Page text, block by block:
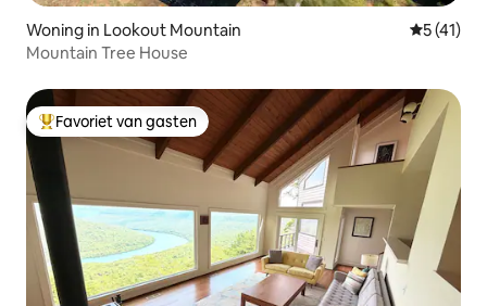
Woning in Lookout Mountain
5 (41)
Mountain Tree House
Topfavoriet van gasten
Favoriet van gasten